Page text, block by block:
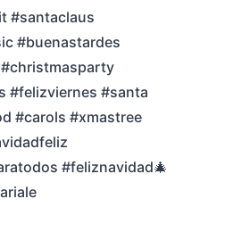
#santaclaus
#buenastardes
#felizviernes #santa
#carols #xmastree
#feliznavidad🎄